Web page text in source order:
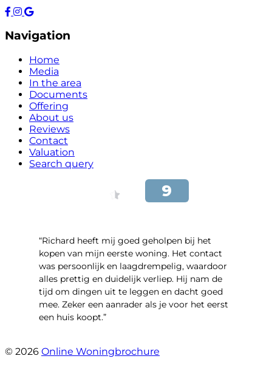
Navigation
Home
Media
In the area
Documents
Offering
About us
Reviews
Contact
Valuation
Search query
“Richard heeft mij goed geholpen bij het
kopen van mijn eerste woning. Het contact
was persoonlijk en laagdrempelig, waardoor
alles prettig en duidelijk verliep. Hij nam de
tijd om dingen uit te leggen en dacht goed
mee. Zeker een aanrader als je voor het eerst
een huis koopt.”
© 2026 Online Woningbrochure